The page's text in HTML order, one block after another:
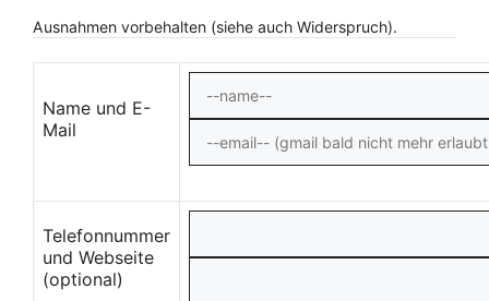
Ausnahmen vorbehalten (siehe auch Widerspruch).
Name und E-
Mail
Telefonnummer
und Webseite
(optional)